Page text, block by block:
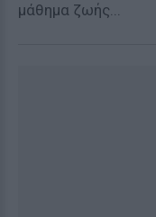
μάθημα ζωής...